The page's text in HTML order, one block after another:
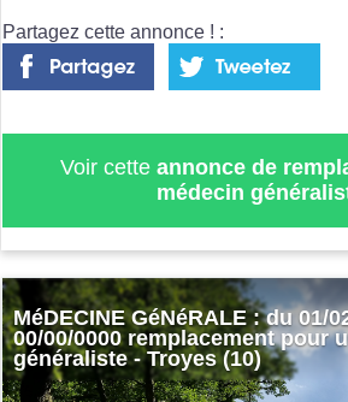
Partagez cette annonce ! :
Voir cette annonce de
médecin
MéDECINE GéNéRALE : du 01/
00/00/0000 remplacement pour
généraliste - Troyes (10)